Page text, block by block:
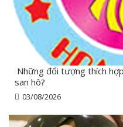
Những đối tượng thích
san hô?
03/08/2026